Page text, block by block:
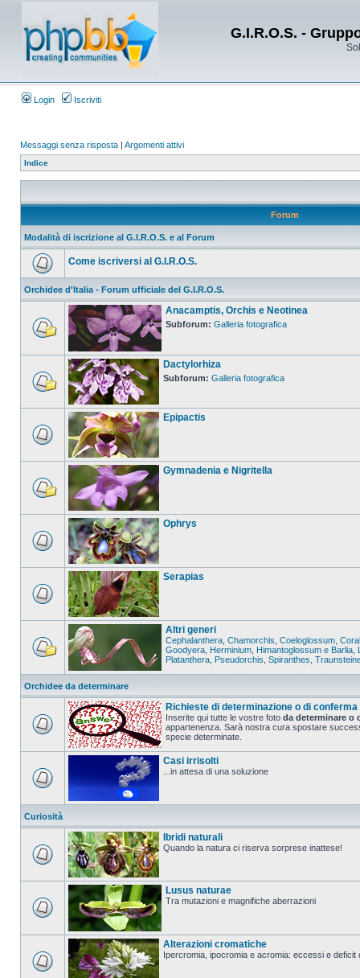
G.I.R.O.S. -
Login Iscriviti
Messaggi senza risposta | Argomenti attivi
Indice
Forum
Modalità di iscrizione al G.I.R.O.S. e al Forum
Come iscriversi al G.I.R.O.S.
Orchidee d'Italia - Forum ufficiale del G.I.R.O.S.
Anacamptis, Orchis e Neotinea
Subforum: Galleria fotografica
Dactylorhiza
Subforum: Galleria fotografica
Epipactis
Gymnadenia e Nigritella
Ophrys
Serapias
Altri generi
Cephalanthera Chamorchis Coeloglossum
Goodyera Herminium Himantoglossum e Barlia
Platanthera Pseudorchis Spiranthes
Orchidee da determinare
Richieste di determinazione o di conferma
Inserite qui tutte le vostre foto da determinare o
appartenenza. Sarà nostra cura spostare
specie determinate.
Casi irrisolti
...in attesa di una soluzione
Curiosità
Ibridi naturali
Quando la natura ci riserva sorprese inattese!
Lusus naturae
Tra mutazioni e magnifiche aberrazioni
Alterazioni cromatiche
Ipercromia, ipocromia e acromia: eccessi e deficit